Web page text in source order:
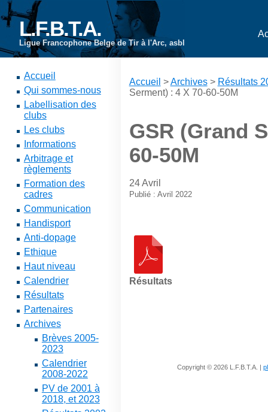
L.F.B.T.A.
Ligue Francophone Belge de Tir à l'Arc, asbl
Accueil
Qui sommes-nous
Labellisation des
clubs
Les clubs
Informations
Arbitrage et
règlements
Formation des
cadres
Communication
Handisport
Anti-dopage
Ethique
Haut niveau
Calendrier
Résultats
Partenaires
Archives
Brèves 2005-
2023
Calendrier
2008-2022
PV de 2001 à
2018, et 2023
Accueil >Archives> Résultats
Serment) : 4 X 70-60-50M
GSR (Grand
60-50M
24 Avril
Publié : Avril 2022
Résultats
Copyright © 2026 L.F.B.T.A. |